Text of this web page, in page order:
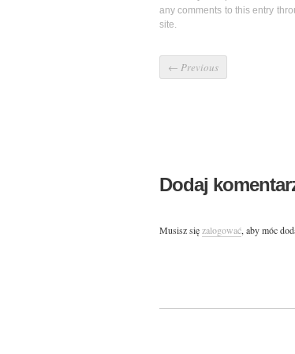
any comments to this entry
site.
← Previous
Dodaj
Musisz sięzalogować, aby móc